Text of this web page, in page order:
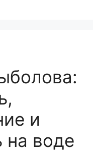
и
на воде